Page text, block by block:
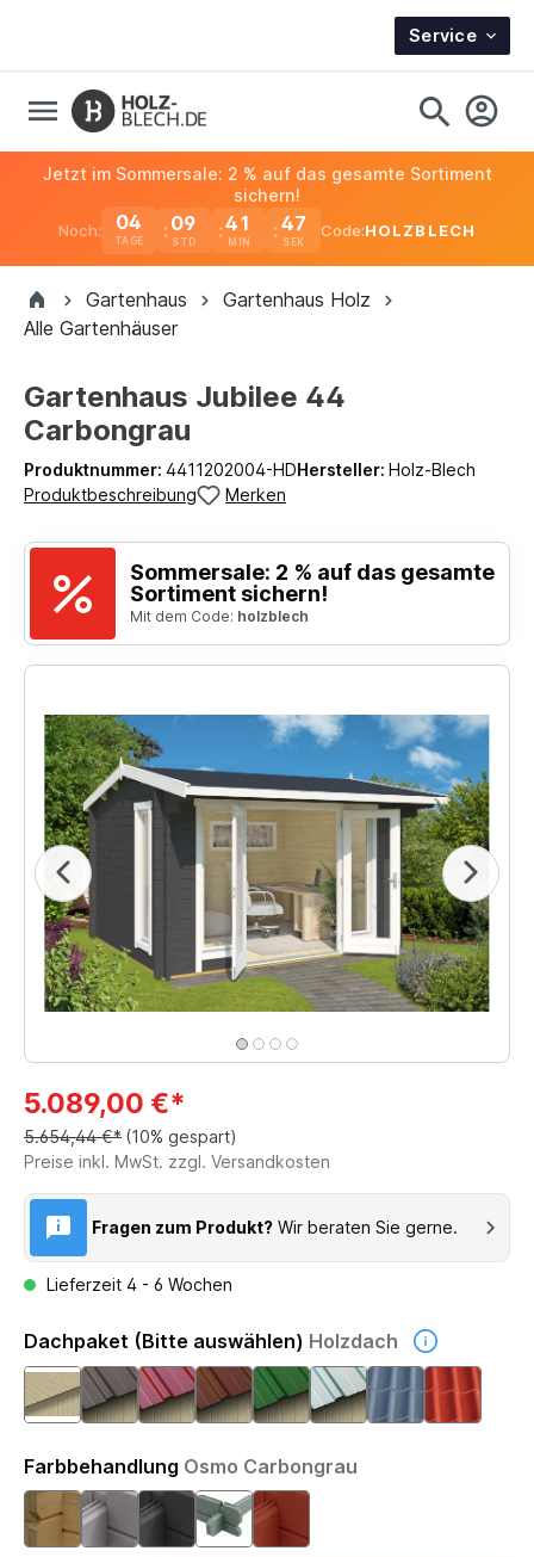
Service
Noch: 04
TAGE
09 41 46
Jetzt im Sommersale: 2 % auf das gesamte Sortiment
sichern!
Code:HOLZBLECH
Gartenhaus
Gartenhaus Holz
Alle Gartenhäuser
Gartenhaus Jubilee 44
Carbongrau
Produktnummer: 4411202004-HDHersteller: Holz-Blech
Produktbeschreibung
Merken
Sommersale: 2 % auf das gesamte
Sortiment sichern!
Mit dem Code: holzblech
5.089,00 €*
5.654,44 €* (10% gespart)
Preise inkl. MwSt. zzgl. Versandkosten
Fragen zum Produkt? Wir beraten Sie gerne.
Lieferzeit 4 - 6 Wochen
Dachpaket (Bitte auswählen) Holzdach
Farbbehandlung Osmo Carbongrau